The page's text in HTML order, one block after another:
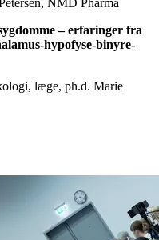
NMD Pharma
– erfaringer fra
hypofyse-binyre-
læge, ph.d. Marie